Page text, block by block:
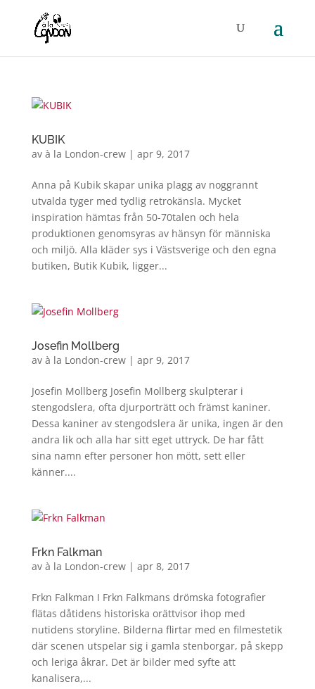
KUBIK
av à la London-crew| apr 9, 2017
Anna på Kubik skapar unika plagg av noggrannt
utvalda tyger med tydlig retrokänsla. Mycket
inspiration hämtas från 50-70talen och hela
produktionen genomsyras av hänsyn för människa
och miljö. Alla kläder sys i Västsverige och den egna
butiken, Butik Kubik, ligger...
Josefin Mollberg
av à la London-crew| apr 9, 2017
Josefin Mollberg Josefin Mollberg skulpterar i
stengodslera, ofta djurporträtt och främst kaniner.
Dessa kaniner av stengodslera är unika, ingen är den
andra lik och alla har sitt eget uttryck. De har fått
sina namn efter personer hon mött, sett eller
känner....
Frkn Falkman
av à la London-crew| apr 8, 2017
Frkn Falkman I Frkn Falkmans drömska fotografier
flätas dåtidens historiska orättvisor ihop med
nutidens storyline. Bilderna flirtar med en filmestetik
där scenen utspelar sig i gamla stenborgar, på skepp
och leriga åkrar. Det är bilder med syfte att
kanalisera,...